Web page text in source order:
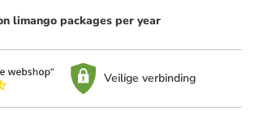
limango packages per year
Veilige verbinding